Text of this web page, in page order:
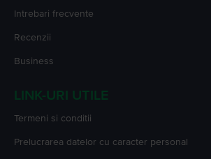
Intrebari frecvente
Recenzii
Business
LINK-URI UTILE
Termeni si conditii
Prelucrarea datelor cu caracter personal